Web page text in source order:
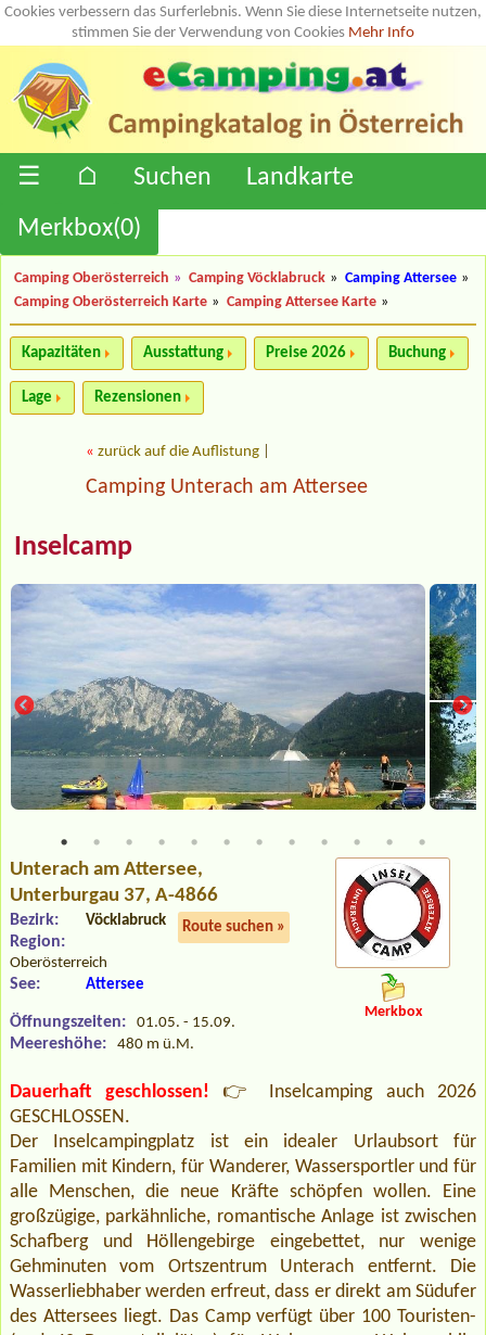
Cookies verbessern das Surferlebnis. Wenn Sie diese Internetseite nutzen,
stimmen Sie der Verwendung von Cookies Mehr Info
☰ ⌂ Suchen
Landkarte
Merkbox(0)
Camping Oberösterreich » Camping Vöcklabruck » Camping Attersee »
Camping Oberösterreich Karte » Camping Attersee Karte »
Kapazitäten Ausstattung Preise 2026 Buchung
Lage Rezensionen
« zurück auf die Auflistung
Camping Unterach am Attersee
Inselcamp
Unterach am Attersee,
Unterburgau 37, A-4866
Route suchen »
Bezirk: Vöcklabruck
Region:
Oberösterreich
See: Attersee
Öffnungszeiten: 01.05. - 15.09.
Meereshöhe: 480 m ü.M.
Merkbox
Dauerhaft geschlossen! 👉 Inselcamping auch 2026
GESCHLOSSEN.
Der Inselcampingplatz ist ein idealer Urlaubsort für
Familien mit Kindern, für Wanderer, Wassersportler und für
alle Menschen, die neue Kräfte schöpfen wollen. Eine
großzügige, parkähnliche, romantische Anlage ist zwischen
Schafberg und Höllengebirge eingebettet, nur wenige
Gehminuten vom Ortszentrum Unterach entfernt. Die
Wasserliebhaber werden erfreut, dass er direkt am Südufer
des Attersees liegt. Das Camp verfügt über 100 Touristen-